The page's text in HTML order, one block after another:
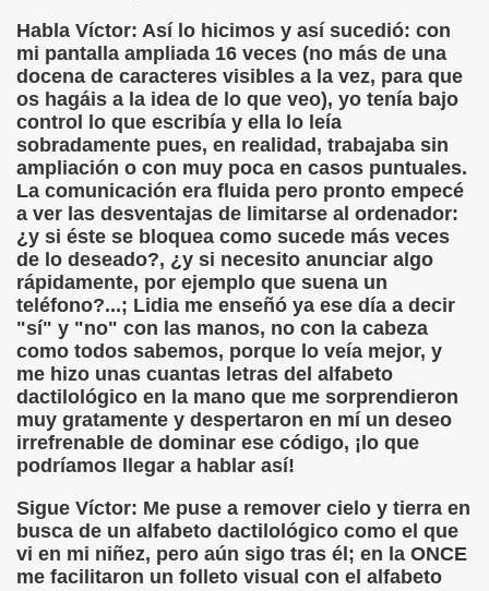
Habla Víctor: Así lo hicimos y así sucedió: con
mi pantalla ampliada 16 veces (no más de una
docena de caracteres visibles a la vez, para que
os hagáis a la idea de lo que veo), yo tenía bajo
control lo que escribía y ella lo leía
sobradamente pues, en realidad, trabajaba sin
ampliación o con muy poca en casos puntuales.
La comunicación era fluida pero pronto empecé
a ver las desventajas de limitarse al ordenador:
¿y si éste se bloquea como sucede más veces
de lo deseado?, ¿y si necesito anunciar algo
rápidamente, por ejemplo que suena un
teléfono?...; Lidia me enseñó ya ese día a decir
"sí" y "no" con las manos, no con la cabeza
como todos sabemos, porque lo veía mejor, y
me hizo unas cuantas letras del alfabeto
dactilológico en la mano que me sorprendieron
muy gratamente y despertaron en mí un deseo
irrefrenable de dominar ese código, ¡lo que
podríamos llegar a hablar así!
Sigue Víctor: Me puse a remover cielo y tierra en
busca de un alfabeto dactilológico como el que
vi en mi niñez, pero aún sigo tras él; en la ONCE
me facilitaron un folleto visual con el alfabeto
Moese y Javier Fran)
Mis Sentidos (Eutiquio Cabrerizo)
ciego, elpais.com, 03-02-2008 (Juan José Millás)
(Juan José Millás)
(José Molina Torres)
(José Molina Torres)
San Luis Gonzaga de la ONCE (José Molina Torres)
Figueroa)
(Andrea Muñoz Fernández)
Jesús Cañamares Muñoz)
Muñoz)